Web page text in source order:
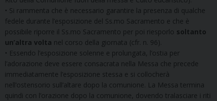
• Si rammenta che è necessario garantire la presenza di qualche
fedele durante l’esposizione del Ss.mo Sacramento e che è
possibile riporre il Ss.mo Sacramento per poi riesporlo soltanto
un’altra volta nel corso della giornata (cfr. n. 96).
• Essendo l’esposizione solenne e prolungata, l’ostia per
l’adorazione deve essere consacrata nella Messa che precede
immediatamente l’esposizione stessa e si collocherà
nell’ostensorio sull’altare dopo la comunione. La Messa termina
quindi con l’orazione dopo la comunione, dovendo tralasciare i riti